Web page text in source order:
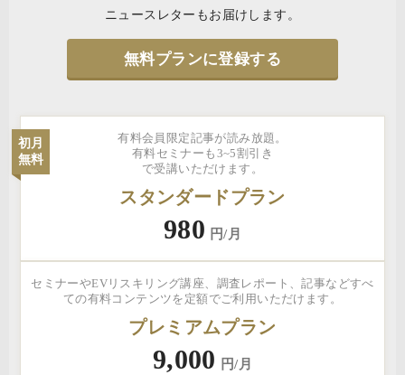
ニュースレターもお届けします。
無料プランに登録する
有料会員限定記事が読み放題。
有料セミナーも3~5割引き
で受講いただけます。
初月
無料
スタンダードプラン
980 円/月
セミナーやEVリスキリング講座、調査レポート、記事などすべ
ての有料コンテンツを定額でご利用いただけます。
プレミアムプラン
9,000 円/月